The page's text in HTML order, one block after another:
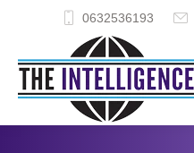
0632536193